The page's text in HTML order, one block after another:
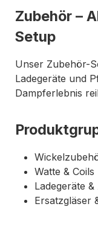
Zubehör –
Setup
Unser Zubehör-
Ladegeräte und
Dampferlebnis
Watte & Coils
Ladegeräte
Ersatzgläser